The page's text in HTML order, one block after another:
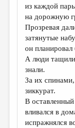
КОНКУРСЫ
ДЕТСКАЯ
КНИЖНАЯ
ОБЗОР
СТРАНИЦЫ
ОБЪЯВЛЕНИЯ
из каждой
на дорожную
Прозревая
затянутые
он
А люди тащили
знали.
За их
зиккурат.
В
вливался в
испражнялся